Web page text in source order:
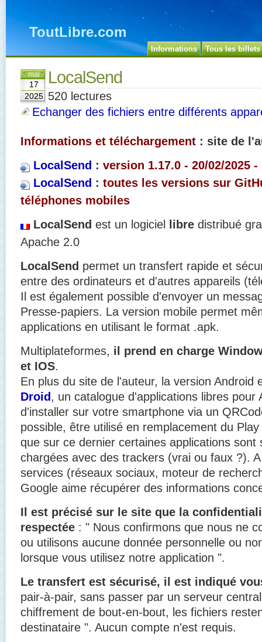
ToutLibre.com
Informations Tous les billets
mai
17
2025
LocalSend
520 lectures
Echanger des fichiers entre différents
Informations et téléchargement : site de
LocalSend : version 1.17.0 - 20/02/2025
LocalSend : toutes les versions sur
téléphones mobiles
LocalSend est un logiciel libre distribué
Apache 2.0
LocalSend permet un transfert rapide et
entre des ordinateurs et d'autres appareils
Il est également possible d'envoyer un
Presse-papiers. La version mobile permet
applications en utilisant le format .apk.
Multiplateformes, il prend en charge
et IOS.
En plus du site de l'auteur, la version Android
Droid, un catalogue d'applications libres pour
d'installer sur votre smartphone via un
possible, être utilisé en remplacement du
que sur ce dernier certaines applications sont
chargées avec des trackers (vrai ou faux ?).
services (réseaux sociaux, moteur de
Google aime récupérer des informations
Il est précisé sur le site que la
respectée : " Nous confirmons que nous ne
ou utilisons aucune donnée personnelle ou
lorsque vous utilisez notre application ".
Le transfert est sécurisé, il est indiqué
pair-à-pair, sans passer par un serveur
chiffrement de bout-en-bout, les fichiers
destinataire ". Aucun compte n'est requis.